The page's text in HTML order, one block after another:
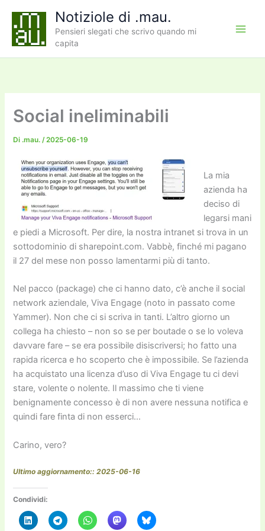
contenuto
Notiziole di .mau.
Pensieri slegati che scrivo quando mi
capita
Social ineliminabili
Di .mau./2025-06-19
La mia
azienda ha
deciso di
legarsi mani
e piedi a Microsoft. Per dire, la nostra intranet si trova in un
sottodominio di sharepoint.com. Vabbè, finché mi pagano
il 27 del mese non posso lamentarmi più di tanto.
Nel pacco (package) che ci hanno dato, c’è anche il social
network aziendale, Viva Engage (noto in passato come
Yammer). Non che ci si scriva in tanti. L’altro giorno un
collega ha chiesto – non so se per boutade o se lo voleva
davvare fare – se era possibile disiscriversi; ho fatto una
rapida ricerca e ho scoperto che è impossibile. Se l’azienda
ha acquistato una licenza d’uso di Viva Engage tu ci devi
stare, volente o nolente. Il massimo che ti viene
benignamente concesso è di non avere nessuna notifica e
quindi fare finta di non esserci…
Carino, vero?
Ultimo aggiornamento:: 2025-06-16
Condividi: